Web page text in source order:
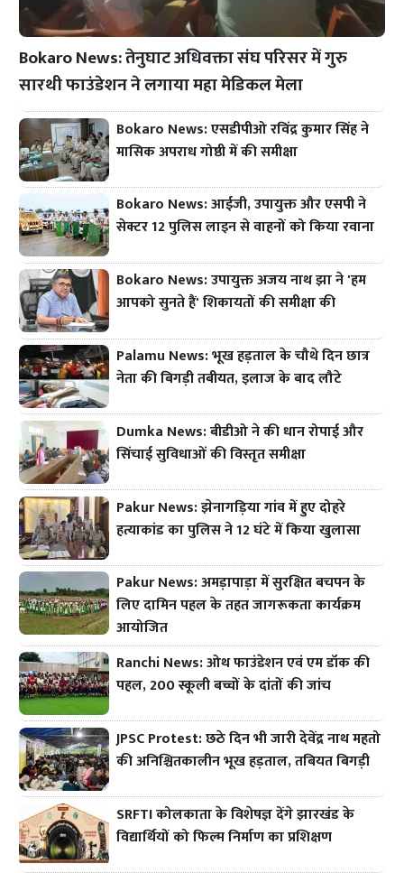
Bokaro News: तेनुघाट अधिवक्ता संघ परिसर में गुरु
सारथी फाउंडेशन ने लगाया महा मेडिकल मेला
Bokaro News: एसडीपीओ रविंद्र कुमार सिंह ने
मासिक अपराध गोष्ठी में की समीक्षा
Bokaro News: आईजी, उपायुक्त और एसपी ने
सेक्टर 12 पुलिस लाइन से वाहनों को किया रवाना
Bokaro News: उपायुक्त अजय नाथ झा ने 'हम
आपको सुनते हैं' शिकायतों की समीक्षा की
Palamu News: भूख हड़ताल के चौथे दिन छात्र
नेता की बिगड़ी तबीयत, इलाज के बाद लौटे
Dumka News: बीडीओ ने की धान रोपाई और
सिंचाई सुविधाओं की विस्तृत समीक्षा
Pakur News: झेनागड़िया गांव में हुए दोहरे
हत्याकांड का पुलिस ने 12 घंटे में किया खुलासा
Pakur News: अमड़ापाड़ा में सुरक्षित बचपन के
लिए दामिन पहल के तहत जागरूकता कार्यक्रम
आयोजित
Ranchi News: ओथ फाउंडेशन एवं एम डॉक की
पहल, 200 स्कूली बच्चों के दांतों की जांच
JPSC Protest: छठे दिन भी जारी देवेंद्र नाथ महतो
की अनिश्चितकालीन भूख हड़ताल, तबियत बिगड़ी
SRFTI कोलकाता के विशेषज्ञ देंगे झारखंड के
विद्यार्थियों को फिल्म निर्माण का प्रशिक्षण